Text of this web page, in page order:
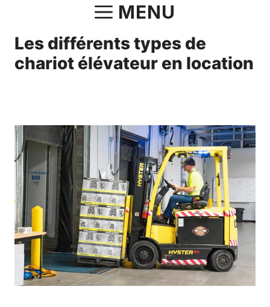
contenu
MENU
Les différents types de
chariot élévateur en location